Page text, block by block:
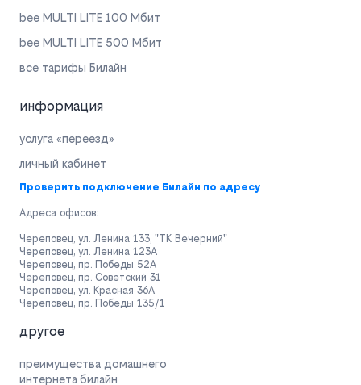
bee MULTI LITE 100 Мбит
bee MULTI LITE 500 Мбит
все тарифы Билайн
информация
услуга «переезд»
личный кабинет
Проверить подключение Билайн по адресу
Адреса офисов:
Череповец, ул. Ленина 133, "ТК Вечерний"
Череповец, ул. Ленина 123А
Череповец, пр. Победы 52А
Череповец, пр. Советский 31
Череповец, ул. Красная 36А
Череповец, пр. Победы 135/1
другое
преимущества домашнего
интернета билайн